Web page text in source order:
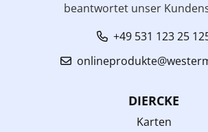
beantwortet unser
+49 531 123 25
DIERCKE
Karten